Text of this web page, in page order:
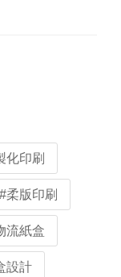
化印刷
#柔版印刷
流紙盒
設計